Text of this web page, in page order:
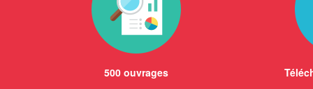
500 ouvrages